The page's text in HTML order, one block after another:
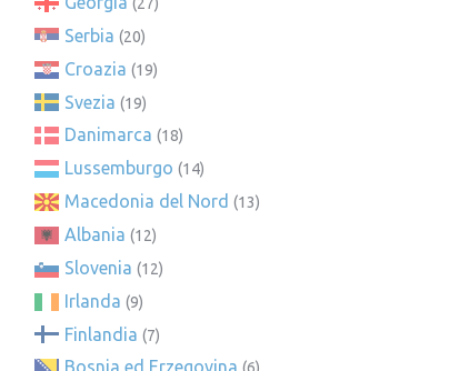
Serbia (20)
Croazia (19)
Svezia (19)
Danimarca (18)
Lussemburgo (14)
Macedonia del Nord (13)
Albania (12)
Slovenia (12)
Irlanda (9)
Finlandia (7)
Bosnia ed Erzegovina